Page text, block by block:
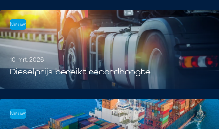
Nieuws
10 mrt. 2026
Dieselprijs bereikt recordhoogte
Nieuws